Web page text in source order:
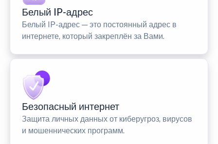
Белый IP-адрес
Белый IP-адрес — это постоянный адрес в
интернете, который закреплён за Вами.
Безопасный интернет
Защита личных данных от киберугроз, вирусов
и мошеннических программ.